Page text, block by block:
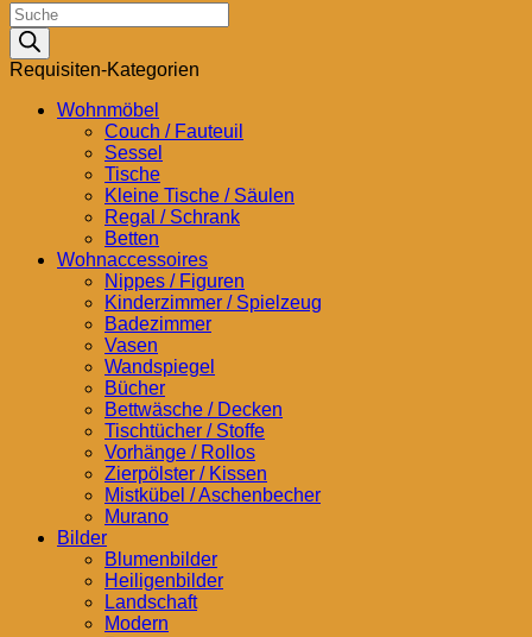
Products
search
Requisiten-Kategorien
Wohnmöbel
Couch / Fauteuil
Sessel
Tische
Kleine Tische / Säulen
Regal / Schrank
Betten
Wohnaccessoires
Nippes / Figuren
Kinderzimmer / Spielzeug
Badezimmer
Vasen
Wandspiegel
Bücher
Bettwäsche / Decken
Tischtücher / Stoffe
Vorhänge / Rollos
Zierpölster / Kissen
Mistkübel / Aschenbecher
Murano
Bilder
Blumenbilder
Heiligenbilder
Landschaft
Modern